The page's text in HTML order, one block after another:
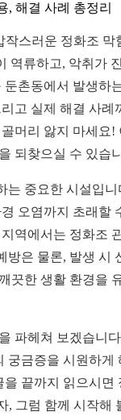
, 해결 사례 총정리
작스러운 정화조 막
역류하고, 악취가
둔촌동에서 발생하
고 실제 해결 사례
머리 앓지 마세요!
되찾으실 수 있습
는 중요한 시설입니
오염까지 초래할
역에서는 정화조
방은 물론, 발생 시
끗한 생활 환경을
파헤쳐 보겠습니
궁금증을 시원하게
끝까지 읽으시면
, 그럼 함께 시작해